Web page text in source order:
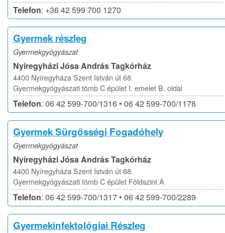
Telefon: +36 42 599 700 1270
Gyermek részleg
Gyermekgyógyászat
Nyíregyházi Jósa András Tagkórház
4400 Nyíregyháza Szent István út 68.
Gyermekgyógyászati tömb C épület I. emelet B. oldal
Telefon: 06 42 599-700/1316 • 06 42 599-700/1178
Gyermek Sürgősségi Fogadóhely
Gyermekgyógyászat
Nyíregyházi Jósa András Tagkórház
4400 Nyíregyháza Szent István út 68.
Gyermekgyógyászati tömb C épület Földszint A
Telefon: 06 42 599-700/1317 • 06 42 599-700/2289
Gyermekinfektológiai Részleg